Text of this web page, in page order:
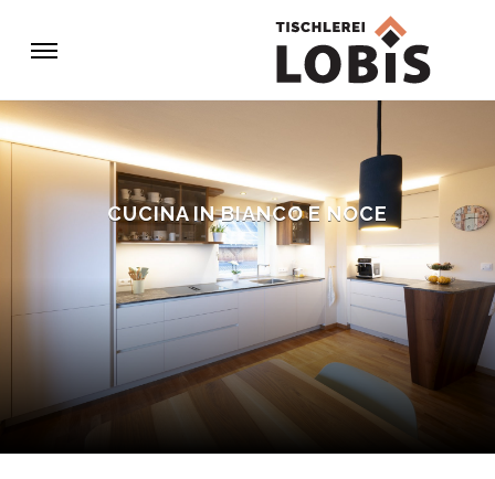
CUCINA IN BIANCO E NOCE